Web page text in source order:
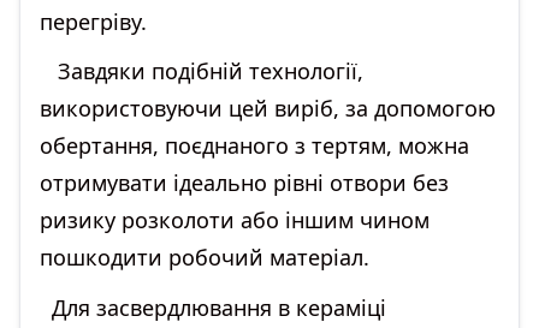
перегріву.
Завдяки подібній технології,
використовуючи цей виріб, за допомогою
обертання, поєднаного з тертям, можна
отримувати ідеально рівні отвори без
ризику розколоти або іншим чином
пошкодити робочий матеріал.
Для засвердлювання в кераміці